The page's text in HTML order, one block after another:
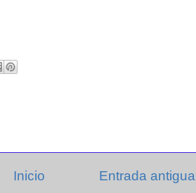
Entrada antigua
Inicio